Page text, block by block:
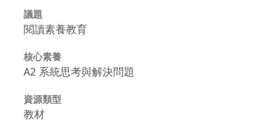
議題
閱讀素養教育
核心素養
A2 系統思考與解決問題
資源類型
教材